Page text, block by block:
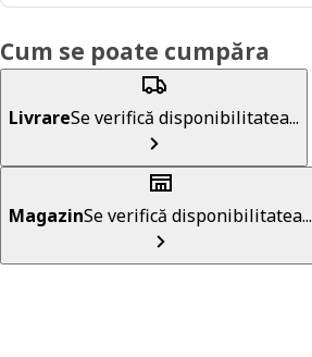
Cum se poate cumpăra
LivrareSe verifică disponibilitatea...
MagazinSe verifică disponibilitatea...